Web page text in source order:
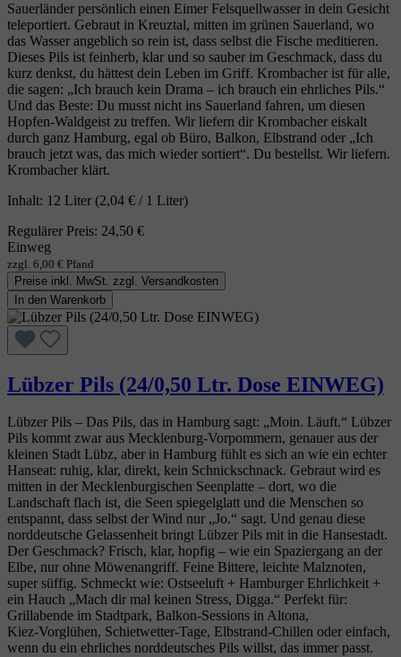
Sauerländer persönlich einen Eimer Felsquellwasser in dein Gesicht
teleportiert. Gebraut in Kreuztal, mitten im grünen Sauerland, wo
das Wasser angeblich so rein ist, dass selbst die Fische meditieren.
Dieses Pils ist feinherb, klar und so sauber im Geschmack, dass du
kurz denkst, du hättest dein Leben im Griff. Krombacher ist für alle,
die sagen: „Ich brauch kein Drama – ich brauch ein ehrliches Pils.“
Und das Beste: Du musst nicht ins Sauerland fahren, um diesen
Hopfen‑Waldgeist zu treffen. Wir liefern dir Krombacher eiskalt
durch ganz Hamburg, egal ob Büro, Balkon, Elbstrand oder „Ich
brauch jetzt was, das mich wieder sortiert“. Du bestellst. Wir liefern.
Krombacher klärt.
Inhalt: 12 Liter (2,04 € / 1 Liter)
Regulärer Preis: 24,50 €
Einweg
zzgl. 6,00 € Pfand
Preise inkl. MwSt. zzgl. Versandkosten
In den Warenkorb
Lübzer Pils (24/0,50 Ltr. Dose EINWEG)
Lübzer Pils – Das Pils, das in Hamburg sagt: „Moin. Läuft.“ Lübzer
Pils kommt zwar aus Mecklenburg‑Vorpommern, genauer aus der
kleinen Stadt Lübz, aber in Hamburg fühlt es sich an wie ein echter
Hanseat: ruhig, klar, direkt, kein Schnickschnack. Gebraut wird es
mitten in der Mecklenburgischen Seenplatte – dort, wo die
Landschaft flach ist, die Seen spiegelglatt und die Menschen so
entspannt, dass selbst der Wind nur „Jo.“ sagt. Und genau diese
norddeutsche Gelassenheit bringt Lübzer Pils mit in die Hansestadt.
Der Geschmack? Frisch, klar, hopfig – wie ein Spaziergang an der
Elbe, nur ohne Möwenangriff. Feine Bittere, leichte Malznoten,
super süffig. Schmeckt wie: Ostseeluft + Hamburger Ehrlichkeit +
ein Hauch „Mach dir mal keinen Stress, Digga.“ Perfekt für:
Grillabende im Stadtpark, Balkon‑Sessions in Altona,
Kiez‑Vorglühen, Schietwetter‑Tage, Elbstrand‑Chillen oder einfach,
wenn du ein ehrliches norddeutsches Pils willst, das immer passt.